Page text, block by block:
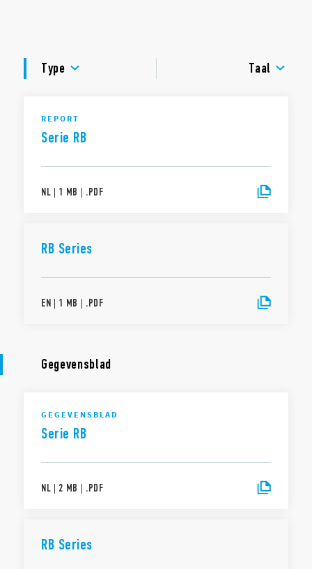
GOEDKEURINGEN
Type
Taal
REPORT
Serie RB
NL | 1 MB | .PDF
RB Series
EN | 1 MB | .PDF
Gegevensblad
GEGEVENSBLAD
Serie RB
NL | 2 MB | .PDF
RB Series